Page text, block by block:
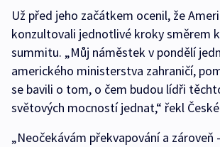
Už před jeho začátkem ocenil, že
konzultovali jednotlivé kroky směrem
summitu. „Můj náměstek v pondělí
amerického ministerstva zahraničí,
se bavili o tom, o čem budou lídři
světových mocností jednat,“ řekl
„Neočekávám překvapování a zároveň